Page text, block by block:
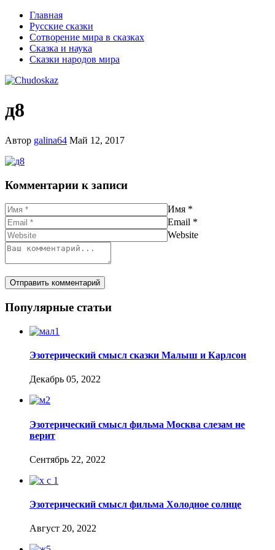
Главная
Русские сказки
Сотворение мира в сказках
Сказка и наука
Сказки народов мира
д8
Автор galina64 Май 12, 2017
Комментарии к записи
Имя *
Email *
Website
Популярные статьи
Эзотерический смысл сказки Малыш и Карлсон
Декабрь 05, 2022
Эзотерический смысл фильма Москва слезам не
верит
Сентябрь 22, 2022
Эзотерический смысл фильма Холодное солнце
Август 20, 2022